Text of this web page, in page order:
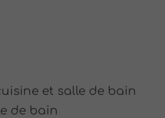
et salle de bain
de bain